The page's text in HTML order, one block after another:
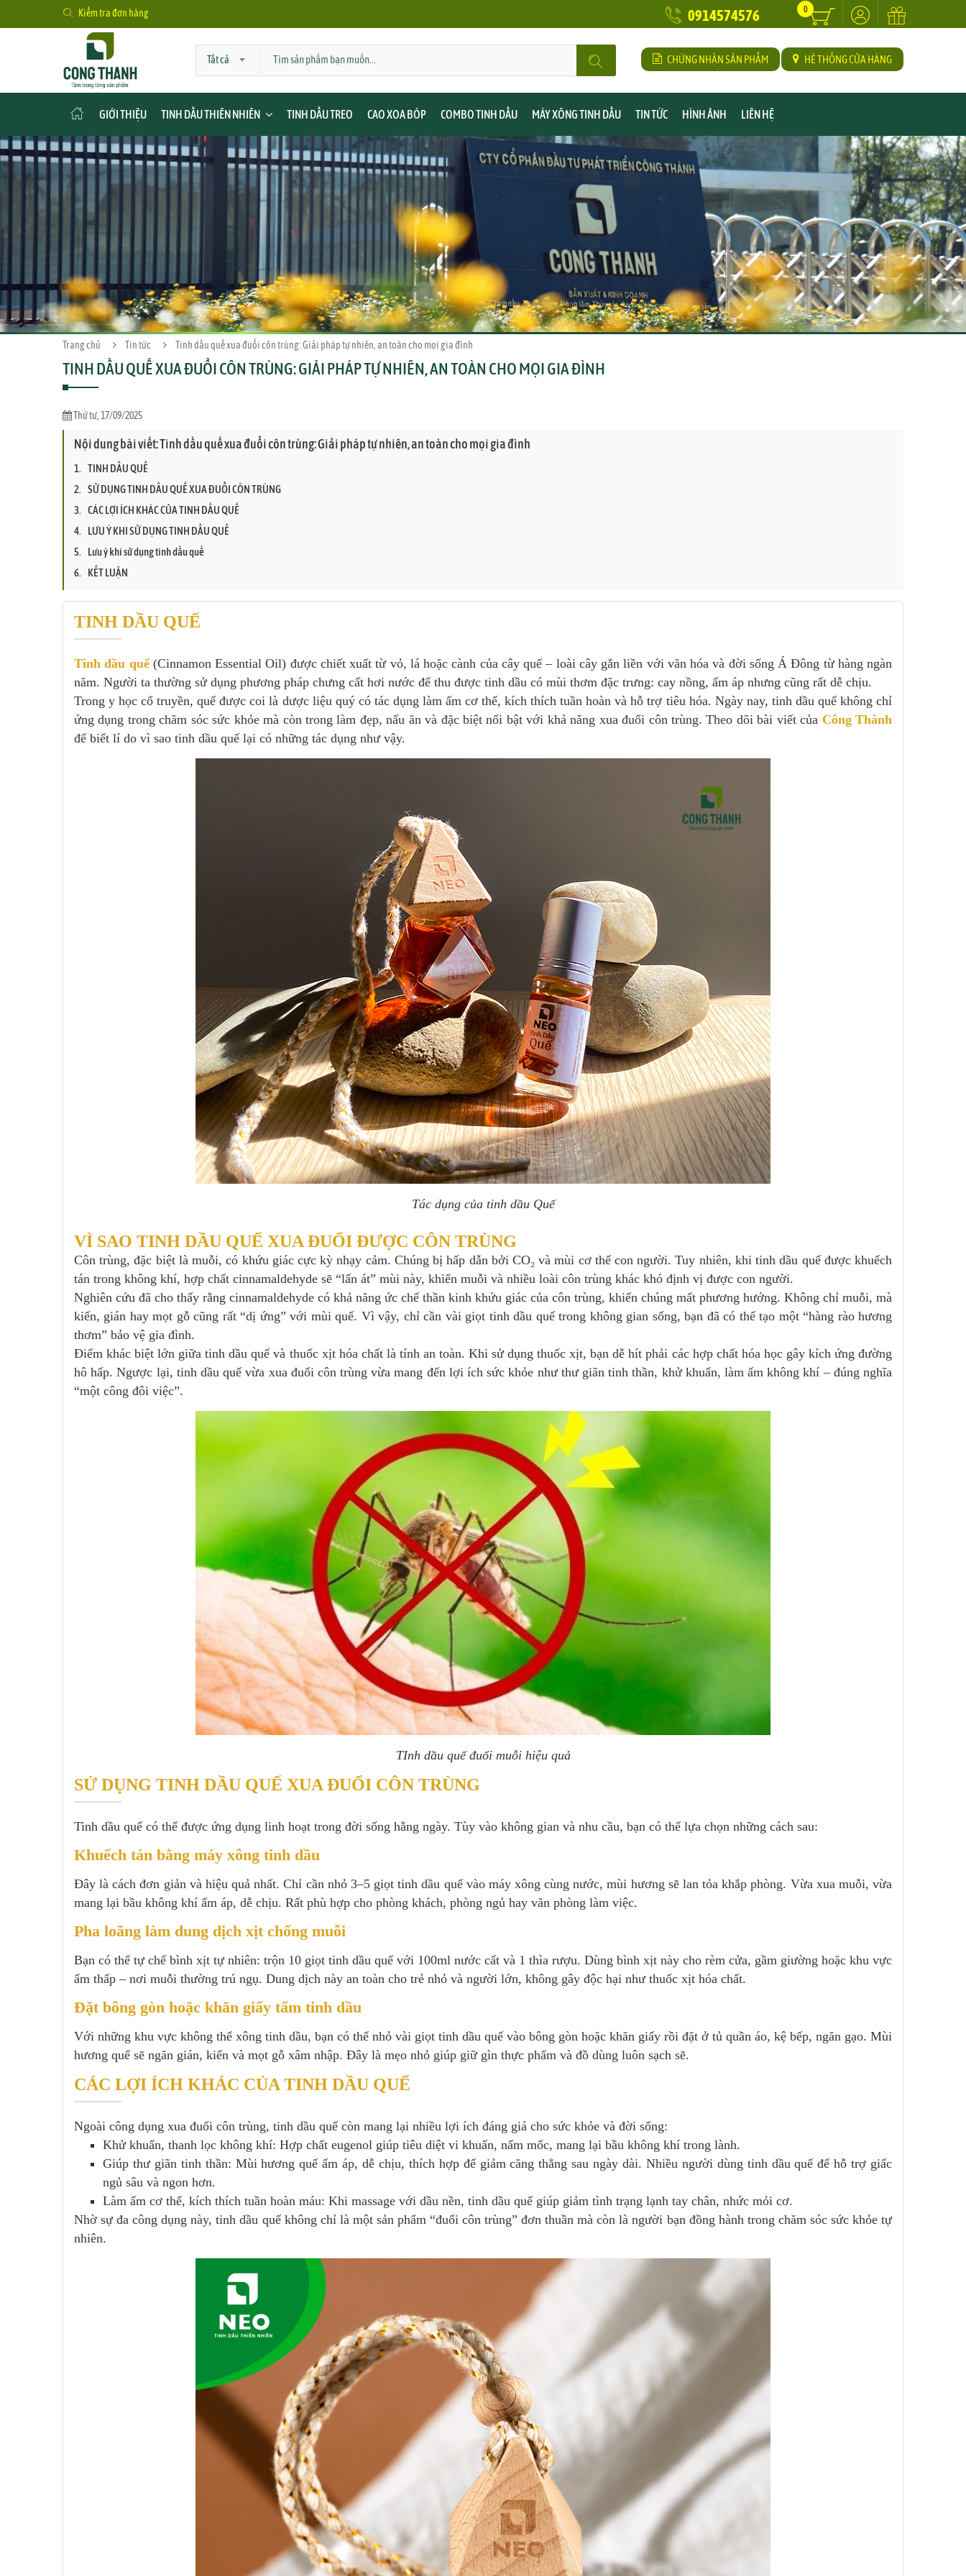
Kiểm tra đơn hàng 0914574576 0
Tất cả CHỨNG NHẬN SẢN PHẨM HỆ THỐNG CỬA HÀNG
GIỚI THIỆU TINH DẦU THIÊN NHIÊN TINH DẦU TREO CAO XOA BÓP COMBO TINH DẦU MÁY XÔNG TINH DẦU TIN TỨC HÌNH ẢNH LIÊN HỆ
Trang chủ Tin tức Tinh dầu quế xua đuổi côn trùng: Giải pháp tự nhiên, an toàn cho mọi gia đình
TINH DẦU QUẾ XUA ĐUỔI CÔN TRÙNG: GIẢI PHÁP TỰ NHIÊN, AN TOÀN CHO MỌI GIA ĐÌNH
Thứ tư, 17/09/2025
Nội dung bài viết: Tinh dầu quế xua đuổi côn trùng: Giải pháp tự nhiên, an toàn cho mọi gia đình
TINH DẦU QUẾ
SỬ DỤNG TINH DẦU QUẾ XUA ĐUỔI CÔN TRÙNG
CÁC LỢI ÍCH KHÁC CỦA TINH DẦU QUẾ
LƯU Ý KHI SỬ DỤNG TINH DẦU QUẾ
Lưu ý khi sử dụng tinh dầu quế
KẾT LUẬN
TINH DẦU QUẾ
Tinh dầu quế(Cinnamon Essential Oil) được chiết xuất từ vỏ, lá hoặc cành của cây quế – loài cây gắn liền với văn hóa và đời sống Á Đông từ hàng ngàn
năm. Người ta thường sử dụng phương pháp chưng cất hơi nước để thu được tinh dầu có mùi thơm đặc trưng: cay nồng, ấm áp nhưng cũng rất dễ chịu.
Trong y học cổ truyền, quế được coi là dược liệu quý có tác dụng làm ấm cơ thể, kích thích tuần hoàn và hỗ trợ tiêu hóa. Ngày nay, tinh dầu quế không chỉ
ứng dụng trong chăm sóc sức khỏe mà còn trong làm đẹp, nấu ăn và đặc biệt nổi bật với khả năng xua đuổi côn trùng. Theo dõi bài viết của Công Thành
để biết lí do vì sao tinh dầu quế lại có những tác dụng như vậy.
Tác dụng của tinh dầu Quế
VÌ SAO TINH DẦU QUẾ XUA ĐUỔI ĐƯỢC CÔN TRÙNG
Côn trùng, đặc biệt là muỗi, có khứu giác cực kỳ nhạy cảm. Chúng bị hấp dẫn bởi CO₂ và mùi cơ thể con người. Tuy nhiên, khi tinh dầu quế được khuếch
tán trong không khí, hợp chất cinnamaldehyde sẽ “lấn át” mùi này, khiến muỗi và nhiều loài côn trùng khác khó định vị được con người.
Nghiên cứu đã cho thấy rằng cinnamaldehyde có khả năng ức chế thần kinh khứu giác của côn trùng, khiến chúng mất phương hướng. Không chỉ muỗi, mà
kiến, gián hay mọt gỗ cũng rất “dị ứng” với mùi quế. Vì vậy, chỉ cần vài giọt tinh dầu quế trong không gian sống, bạn đã có thể tạo một “hàng rào hương
thơm” bảo vệ gia đình.
Điểm khác biệt lớn giữa tinh dầu quế và thuốc xịt hóa chất là tính an toàn. Khi sử dụng thuốc xịt, bạn dễ hít phải các hợp chất hóa học gây kích ứng đường
hô hấp. Ngược lại, tinh dầu quế vừa xua đuổi côn trùng vừa mang đến lợi ích sức khỏe như thư giãn tinh thần, khử khuẩn, làm ấm không khí – đúng nghĩa
“một công đôi việc”.
TInh dầu quế đuổi muỗi hiệu quả
SỬ DỤNG TINH DẦU QUẾ XUA ĐUỔI CÔN TRÙNG
Tinh dầu quế có thể được ứng dụng linh hoạt trong đời sống hằng ngày. Tùy vào không gian và nhu cầu, bạn có thể lựa chọn những cách sau:
Khuếch tán bằng máy xông tinh dầu
Đây là cách đơn giản và hiệu quả nhất. Chỉ cần nhỏ 3–5 giọt tinh dầu quế vào máy xông cùng nước, mùi hương sẽ lan tỏa khắp phòng. Vừa xua muỗi, vừa
mang lại bầu không khí ấm áp, dễ chịu. Rất phù hợp cho phòng khách, phòng ngủ hay văn phòng làm việc.
Pha loãng làm dung dịch xịt chống muỗi
Bạn có thể tự chế bình xịt tự nhiên: trộn 10 giọt tinh dầu quế với 100ml nước cất và 1 thìa rượu. Dùng bình xịt này cho rèm cửa, gầm giường hoặc khu vực
ẩm thấp – nơi muỗi thường trú ngụ. Dung dịch này an toàn cho trẻ nhỏ và người lớn, không gây độc hại như thuốc xịt hóa chất.
Đặt bông gòn hoặc khăn giấy tẩm tinh dầu
Với những khu vực không thể xông tinh dầu, bạn có thể nhỏ vài giọt tinh dầu quế vào bông gòn hoặc khăn giấy rồi đặt ở tủ quần áo, kệ bếp, ngăn gạo. Mùi
hương quế sẽ ngăn gián, kiến và mọt gỗ xâm nhập. Đây là mẹo nhỏ giúp giữ gìn thực phẩm và đồ dùng luôn sạch sẽ.
CÁC LỢI ÍCH KHÁC CỦA TINH DẦU QUẾ
Ngoài công dụng xua đuổi côn trùng, tinh dầu quế còn mang lại nhiều lợi ích đáng giá cho sức khỏe và đời sống:
Khử khuẩn, thanh lọc không khí: Hợp chất eugenol giúp tiêu diệt vi khuẩn, nấm mốc, mang lại bầu không khí trong lành.
Giúp thư giãn tinh thần: Mùi hương quế ấm áp, dễ chịu, thích hợp để giảm căng thẳng sau ngày dài. Nhiều người dùng tinh dầu quế để hỗ trợ giấc
ngủ sâu và ngon hơn.
Làm ấm cơ thể, kích thích tuần hoàn máu: Khi massage với dầu nền, tinh dầu quế giúp giảm tình trạng lạnh tay chân, nhức mỏi cơ.
Nhờ sự đa công dụng này, tinh dầu quế không chỉ là một sản phẩm “đuổi côn trùng” đơn thuần mà còn là người bạn đồng hành trong chăm sóc sức khỏe tự
nhiên.